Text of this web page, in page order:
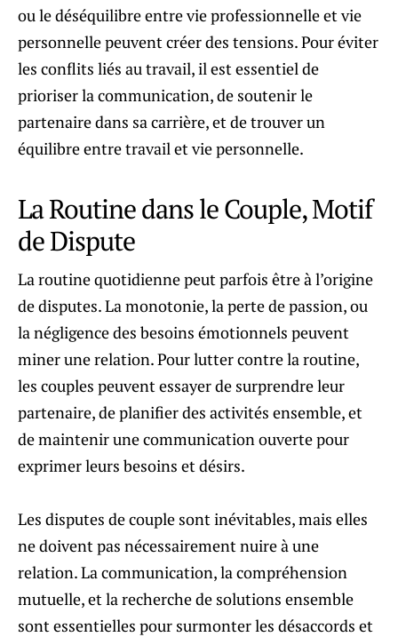
ou le déséquilibre entre vie professionnelle et vie
personnelle peuvent créer des tensions. Pour éviter
les conflits liés au travail, il est essentiel de
prioriser la communication, de soutenir le
partenaire dans sa carrière, et de trouver un
équilibre entre travail et vie personnelle.
La Routine dans le Couple, Motif
de Dispute
La routine quotidienne peut parfois être à l’origine
de disputes. La monotonie, la perte de passion, ou
la négligence des besoins émotionnels peuvent
miner une relation. Pour lutter contre la routine,
les couples peuvent essayer de surprendre leur
partenaire, de planifier des activités ensemble, et
de maintenir une communication ouverte pour
exprimer leurs besoins et désirs.
Les disputes de couple sont inévitables, mais elles
ne doivent pas nécessairement nuire à une
relation. La communication, la compréhension
mutuelle, et la recherche de solutions ensemble
sont essentielles pour surmonter les désaccords et